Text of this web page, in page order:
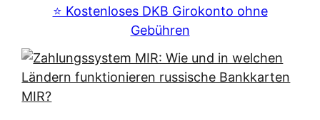
-
l
t
⭐️ Kostenloses DKB Girokonto ohne
Gebühren